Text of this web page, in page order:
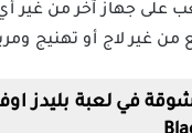
على جهاز آخر من غير
غير لاج أو تهنيج
في لعبة بليدز